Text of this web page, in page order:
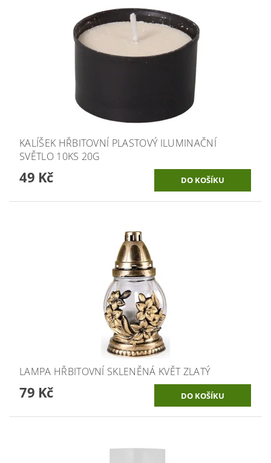
KALÍŠEK HŘBITOVNÍ PLASTOVÝ ILUMINAČNÍ
SVĚTLO 10KS 20G
49 Kč
LAMPA HŘBITOVNÍ SKLENĚNÁ KVĚT ZLATÝ
79 Kč